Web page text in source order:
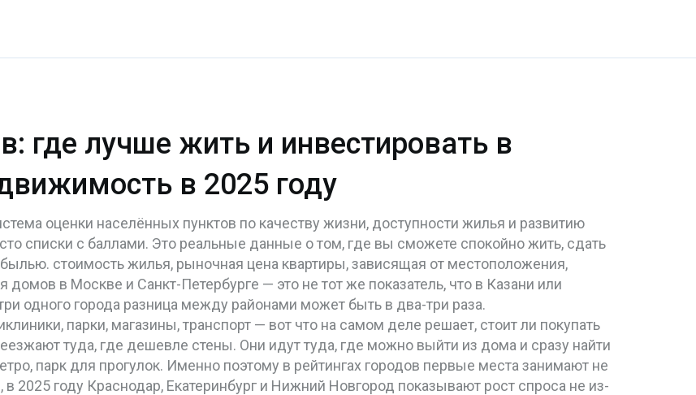
где лучше жить и инвестировать в
в 2025 году
оценки населённых пунктов по качеству жизни, доступности жилья и развитию
списки с баллами. Это реальные данные о том, где вы сможете спокойно жить, сдать
стоимость жилья, рыночная цена квартиры, зависящая от местоположения,
домов в Москве и Санкт-Петербурге — это не тот же показатель, что в Казани или
одного города разница между районами может быть в два-три раза.
парки, магазины, транспорт— вот что на самом деле решает, стоит ли покупать
туда, где дешевле стены. Они идут туда, где можно выйти из дома и сразу найти
парк для прогулок. Именно поэтому в рейтингах городов первые места занимают не
году Краснодар, Екатеринбург и Нижний Новгород показывают рост спроса не из-